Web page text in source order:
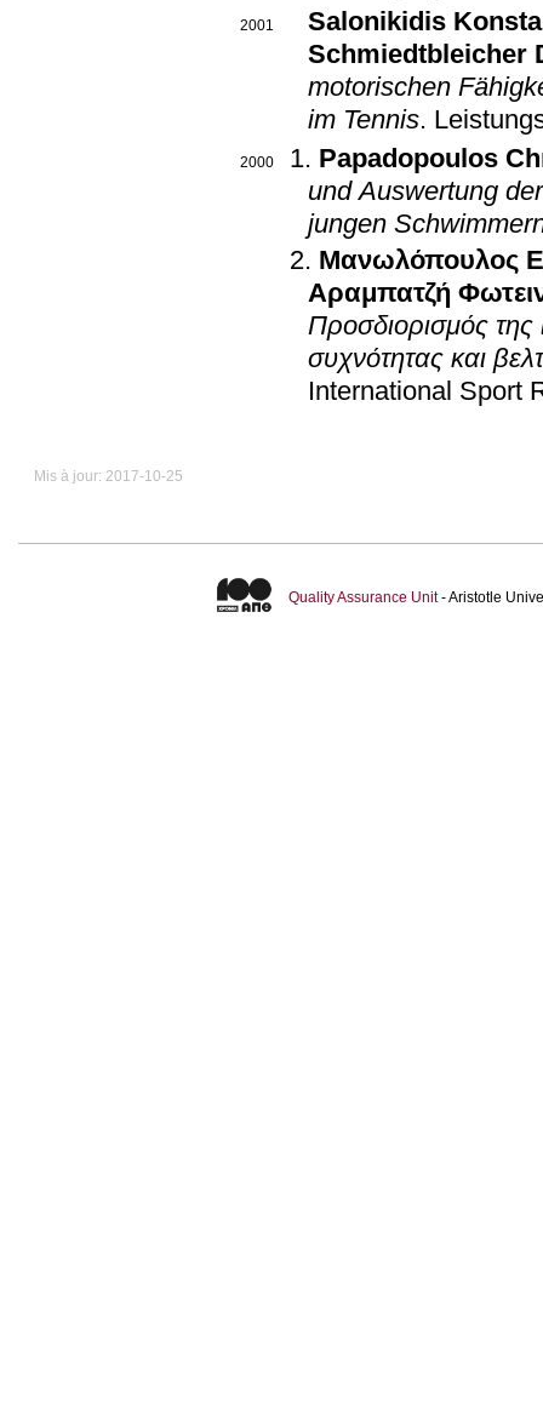
2001
Salonikidis
Schmiedtbleicher
motorischen
im Tennis.
2000
Papadopoulos
und Auswertung
jungen
Μανωλόπουλος
Αραμπατζή
Προσδιορισμός της
συχνότητας και
International Sport
Mis à jour: 2017-10-25
Quality Assurance Unit- Aristotle